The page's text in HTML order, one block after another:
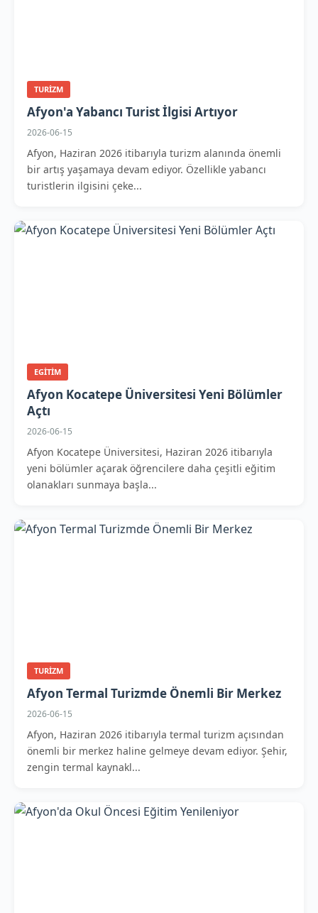
TURIZM
Afyon'a Yabancı Turist İlgisi Artıyor
2026-06-15
Afyon, Haziran 2026 itibarıyla turizm alanında önemli
bir artış yaşamaya devam ediyor. Özellikle yabancı
turistlerin ilgisini çeke...
EGITIM
Afyon Kocatepe Üniversitesi Yeni Bölümler
Açtı
2026-06-15
Afyon Kocatepe Üniversitesi, Haziran 2026 itibarıyla
yeni bölümler açarak öğrencilere daha çeşitli eğitim
olanakları sunmaya başla...
TURIZM
Afyon Termal Turizmde Önemli Bir Merkez
2026-06-15
Afyon, Haziran 2026 itibarıyla termal turizm açısından
önemli bir merkez haline gelmeye devam ediyor. Şehir,
zengin termal kaynakl...